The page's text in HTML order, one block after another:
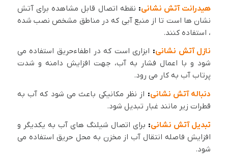
هیدرانت آتش نشانی: نقطه اتصال قابل مشاهده برای آتش
نشان ها است تا از منبع آبی که در مناطق مشخص نصب شده
، استفاده کنند.
نازل آتش نشانی: ابزاری است که در اطفاءحریق استفاده می
شود و با اعمال فشار به آب، جهت افزایش دامنه و شدت
پرتاب آب به کار می رود.
دنباله آتش نشانی: از نظر مکانیکی باعث می شود که آب به
قطرات زیر مانند غبار تبدیل شود.
تبدیل آتش نشانی: برای اتصال شیلنگ های آب به یکدیگر و
افزایش فاصله انتقال آب از مخزن به محل حریق استفاده می
شود.